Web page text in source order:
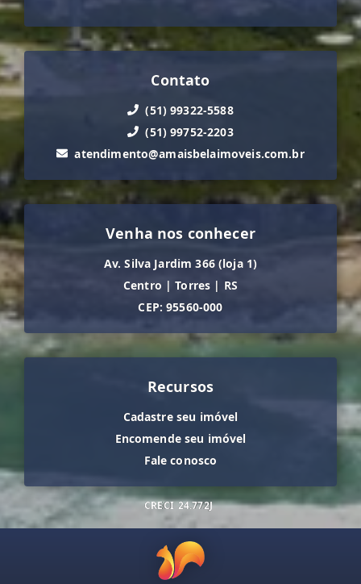
Contato
(51) 99322-5588
(51) 99752-2203
atendimento@amaisbelaimoveis.com.br
Venha nos conhecer
Av. Silva Jardim 366 (loja 1)
Centro | Torres | RS
CEP: 95560-000
Recursos
Cadastre seu imóvel
Encomende seu imóvel
Fale conosco
CRECI 24.772J